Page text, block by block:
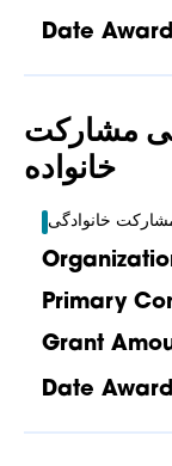
Date
مشارکت
خانواده
خانوادگی
Primary
Grant
Date